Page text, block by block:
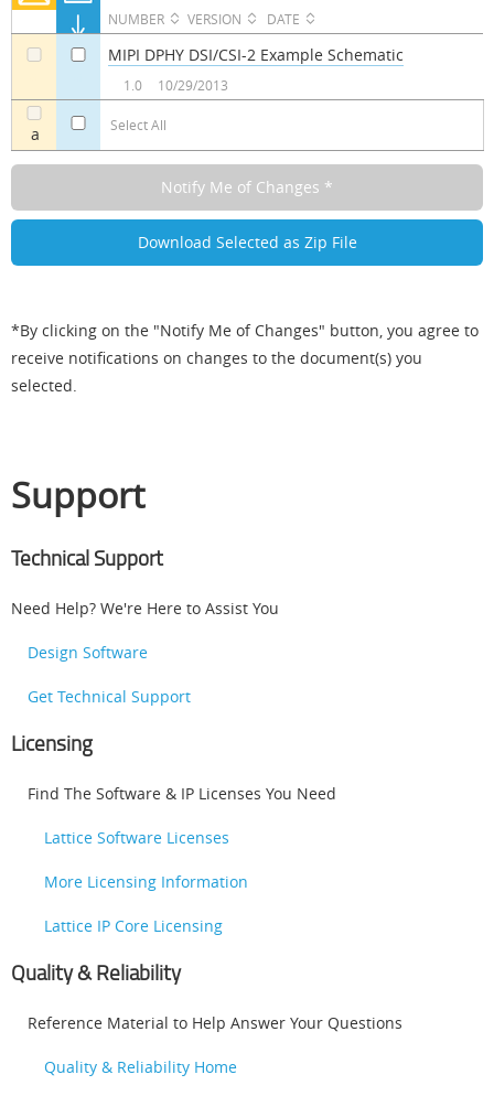
NUMBER VERSION DATE
a Select All
MIPI DPHY DSI/CSI-2 Example Schematic
1.0 10/29/2013
*By clicking on the "Notify Me of Changes" button, you agree to
receive notifications on changes to the document(s) you
selected.
Support
Technical Support
Need Help? We're Here to Assist You
Design Software
Get Technical Support
Licensing
Find The Software & IP Licenses You Need
Lattice Software Licenses
More Licensing Information
Lattice IP Core Licensing
Quality & Reliability
Reference Material to Help Answer Your Questions
Quality & Reliability Home